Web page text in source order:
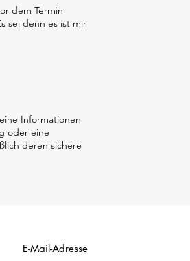
dem Termin
sei denn es ist mir
Informationen
oder eine
deren sichere